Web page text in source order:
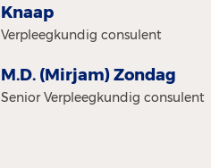
Knaap
Verpleegkundig consulent
M.D. (Mirjam) Zondag
Senior Verpleegkundig consulent